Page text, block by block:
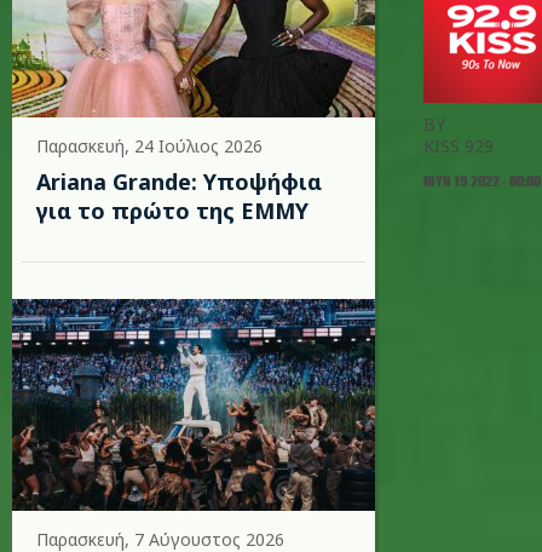
Παρασκευή, 24 Ιούλιος 2026
Ariana Grande: Υποψήφια
για το πρώτο της EMMY
Παρασκευή, 7 Αύγουστος 2026
BY
KISS 929
ΙΟΥΝ 19 2022 - 00:00